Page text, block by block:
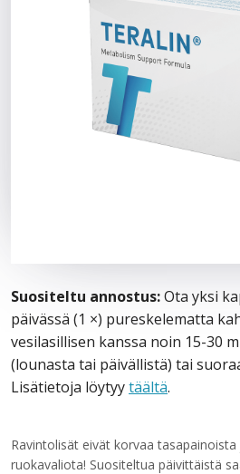
Suositeltu annostus:Ota yksi
päivässä (1 ×) pureskelematta
vesilasillisen kanssa noin 15-30
(lounasta tai päivällistä) tai
Lisätietoja löytyytäältä.
Ravintolisät eivät korvaa
ruokavaliota! Suositeltua päivittäistä